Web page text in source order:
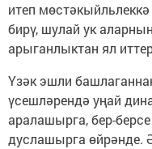
итеп
бирү, шулай ук
арыганлыктан ял
Үзәк эшли
үсешләрендә уңай
аралашырга, бер-
дуслашырга өйрәнде.